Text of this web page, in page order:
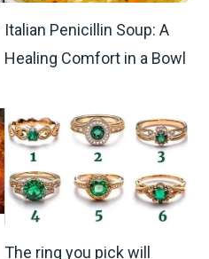
Italian Penicillin Soup: A
Healing Comfort in a Bowl
The ring you pick will